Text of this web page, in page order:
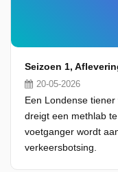
Seizoen 1,
20-05-2026
Een Londense
dreigt een methlab
voetganger wordt
verkeersbotsing.